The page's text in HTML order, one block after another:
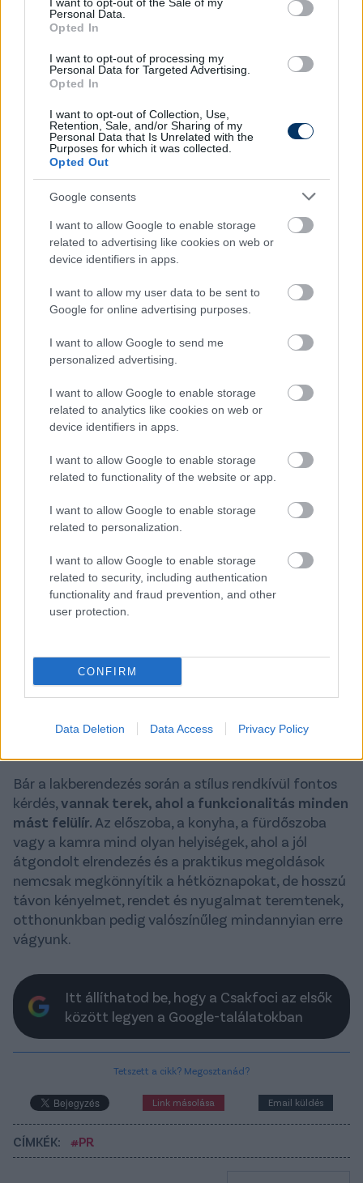
Personal Data.
Opted In
I want to opt-out of processing my
Personal Data for Targeted Advertising.
Opted In
I want to opt-out of Collection, Use,
Retention, Sale, and/or Sharing of my
Personal Data that Is Unrelated with the
Purposes for which it was collected.
Opted Out
Google consents
I want to allow Google to enable storage
related to advertising like cookies on web or
device identifiers in apps.
I want to allow my user data to be sent to
Google for online advertising purposes.
I want to allow Google to send me
personalized advertising.
I want to allow Google to enable storage
related to analytics like cookies on web or
device identifiers in apps.
I want to allow Google to enable storage
related to functionality of the website or app.
I want to allow Google to enable storage
related to personalization.
I want to allow Google to enable storage
related to security, including authentication
functionality and fraud prevention, and other
user protection.
CONFIRM
Data Deletion Data Access Privacy Policy
Fürdőszoba
A fürdő is egy olyan helyiség, ahol a funkcionalitás
szinte létkérdés. Itt
higiénia,ezért mindenképpen könnyen tisztítható
felületeket célszerű létrehoznunk, de a napi rutin
gördülékenysége érdekében a szoba
is érdemes figyelmet fordítanunk.
Mindenképpen szükség lesz tárolóhelyre –
választhatjuk a nyitott polcos megoldásokat, ha
pedig a minimalizmus hívei vagyunk, használjunk
zárható szekrényeket, melyekben az ajtó mögött
kaotikus helyzetet előidéző apróságokat. A
biztonságunkra is érdemes odafigyelni, ezért
lehetőség szerint válasszunk csúszásmentes
burkolatokat és könnyen száradó felületeket,
gyerekekkel élünk együtt.
Kamra
A spájz, vagy tárolóhelyiség minden lakástulajdonos
álma, hiszen segítségével rengeteg helyet
szabadíthatunk fel a konyhában – és persze az
egyéb helyiségekben is.Ez az a szoba, ahol az
fogadunk vendégeket, és mi is keveset
tartózkodunk itt, ezért a berendezése során a jól
szervezettség, a praktikum lebegjen a szemünk
előtt. A polcokat itt is érdemes lehet egy
a kamrában tárolt lekvárok vagy éppen a
háztartásban használt vegyszerek foltokat
hagyhatnak rajta, amit valószínűleg szeretnénk
Bár a lakberendezés során a stílus rendkívül fontos
kérdés,vannak terek, ahol a funkcionalitás minden
mást felülír. Az előszoba, a konyha, a fürdőszoba
vagy a kamra mind olyan helyiségek, ahol a jól
átgondolt elrendezés és a praktikus megoldások
nemcsak megkönnyítik a hétköznapokat, de hosszú
távon kényelmet, rendet és nyugalmat teremtenek,
otthonunkban pedig valószínűleg mindannyian erre
vágyunk.
Itt állíthatod be, hogy a Csakfoci az elsők
között legyen a Google-találatokban
Tetszett a cikk? Megosztanád?
Link másolása Email küldés
CÍMKÉK: #PR